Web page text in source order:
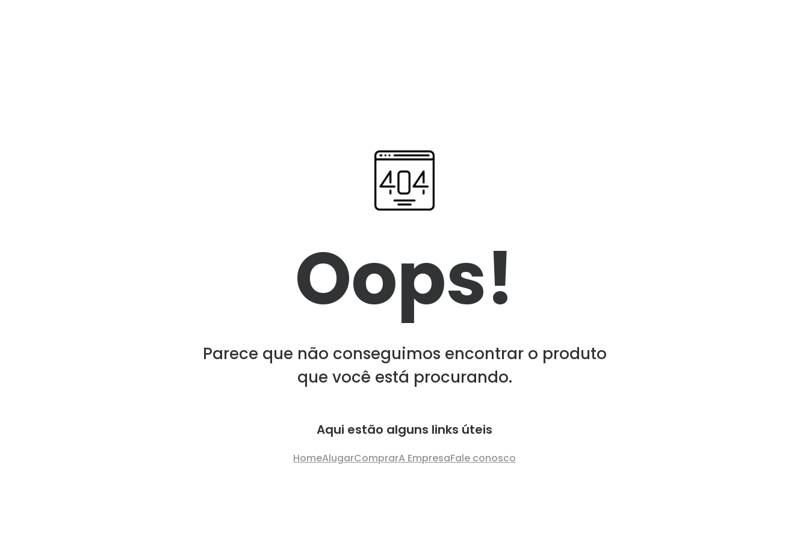
Oops!
Parece que não conseguimos encontrar o produto
que você está procurando.
Aqui estão alguns links úteis
HomeAlugarComprarA EmpresaFale conosco